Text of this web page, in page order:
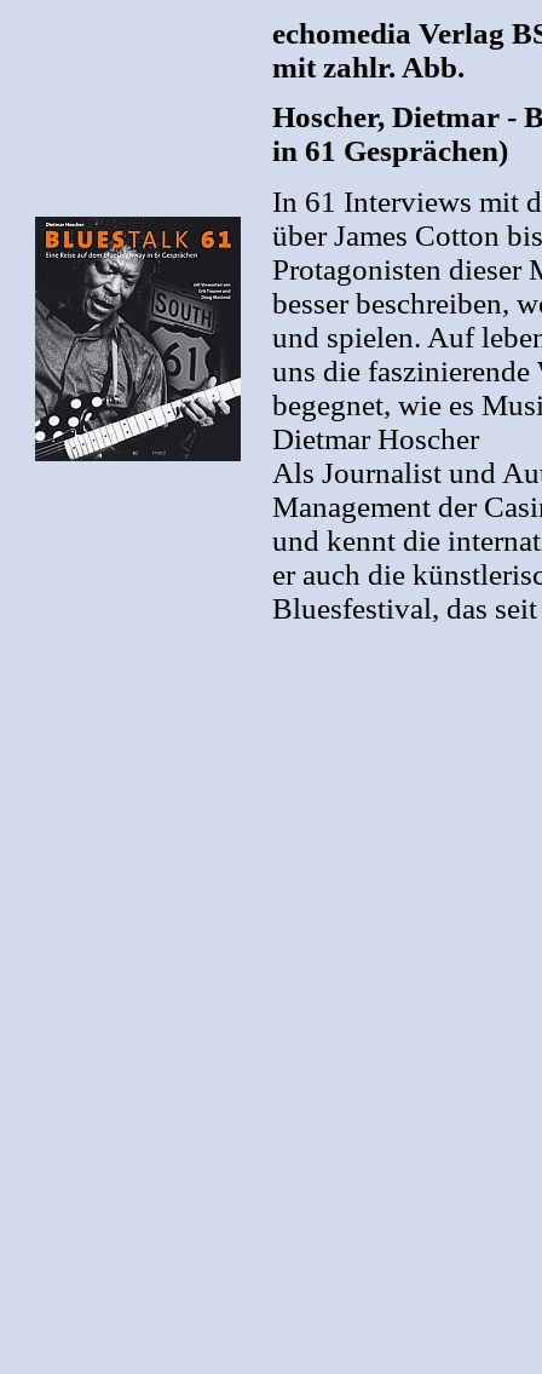
echomedia Verlag
mit zahlr. Abb.
Hoscher, Dietmar -
in 61 Gesprächen)
In 61 Interviews mit
über James Cotton
Protagonisten dieser
besser beschreiben,
und spielen. Auf
uns die
begegnet, wie es
Dietmar Hoscher
Als Journalist und
Management der
und kennt die
er auch die
Bluesfestival, das